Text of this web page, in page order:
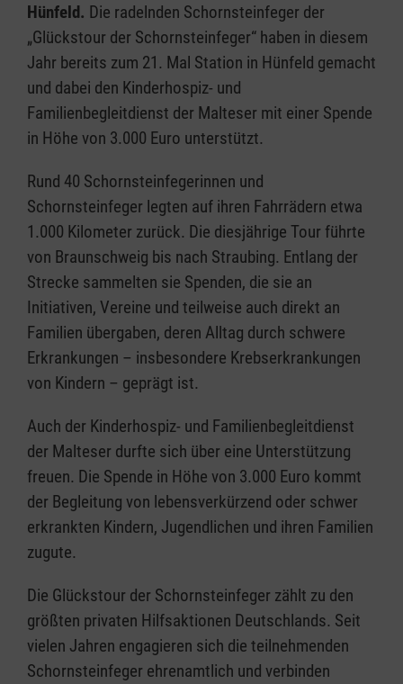
Hünfeld. Die radelnden Schornsteinfeger der
„Glückstour der Schornsteinfeger“ haben in diesem
Jahr bereits zum 21. Mal Station in Hünfeld gemacht
und dabei den Kinderhospiz- und
Familienbegleitdienst der Malteser mit einer Spende
in Höhe von 3.000 Euro unterstützt.
Rund 40 Schornsteinfegerinnen und
Schornsteinfeger legten auf ihren Fahrrädern etwa
1.000 Kilometer zurück. Die diesjährige Tour führte
von Braunschweig bis nach Straubing. Entlang der
Strecke sammelten sie Spenden, die sie an
Initiativen, Vereine und teilweise auch direkt an
Familien übergaben, deren Alltag durch schwere
Erkrankungen – insbesondere Krebserkrankungen
von Kindern – geprägt ist.
Auch der Kinderhospiz- und Familienbegleitdienst
der Malteser durfte sich über eine Unterstützung
freuen. Die Spende in Höhe von 3.000 Euro kommt
der Begleitung von lebensverkürzend oder schwer
erkrankten Kindern, Jugendlichen und ihren Familien
zugute.
Die Glückstour der Schornsteinfeger zählt zu den
größten privaten Hilfsaktionen Deutschlands. Seit
vielen Jahren engagieren sich die teilnehmenden
Schornsteinfeger ehrenamtlich und verbinden